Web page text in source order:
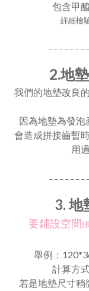
包含甲
詳細檢
2.地
我們的地墊改良
因為地墊為發泡
會造成拼接齒暫
用
3. 地
要鋪設空間(
舉例：
計算方
若是地墊尺寸